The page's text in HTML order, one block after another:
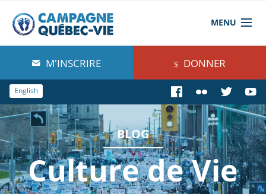
MENU
À propos de nous
Blog
Comprendre
Agir
Boutique
M'INSCRIRE DONNER
English
BLOG
Culture de Vie